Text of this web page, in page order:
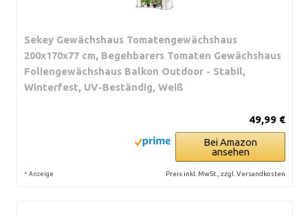
Sekey Gewächshaus Tomatengewächshaus
200x170x77 cm, Begehbarers Tomaten Gewächshaus
Foliengewächshaus Balkon Outdoor - Stabil,
Winterfest, UV-Beständig, Weiß
49,99 €
Bei Amazon
ansehen
* Anzeige Preis inkl. MwSt., zzgl. Versandkosten